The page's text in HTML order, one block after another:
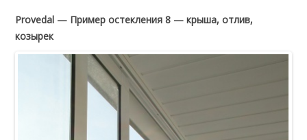
Provedal — Пример остекления 8 — крыша, отлив,
козырек